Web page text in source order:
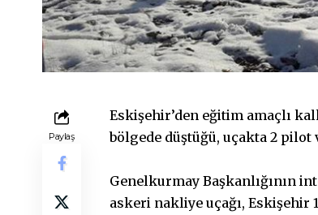
Paylaş
Eskişehir’den eğitim amaçlı
bölgede düştüğü, uçakta 2
Genelkurmay Başkanlığının
askeri nakliye uçağı, Eskişehir